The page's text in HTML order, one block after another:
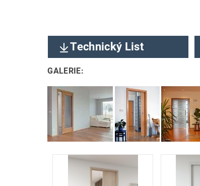
Technický List
GALERIE: